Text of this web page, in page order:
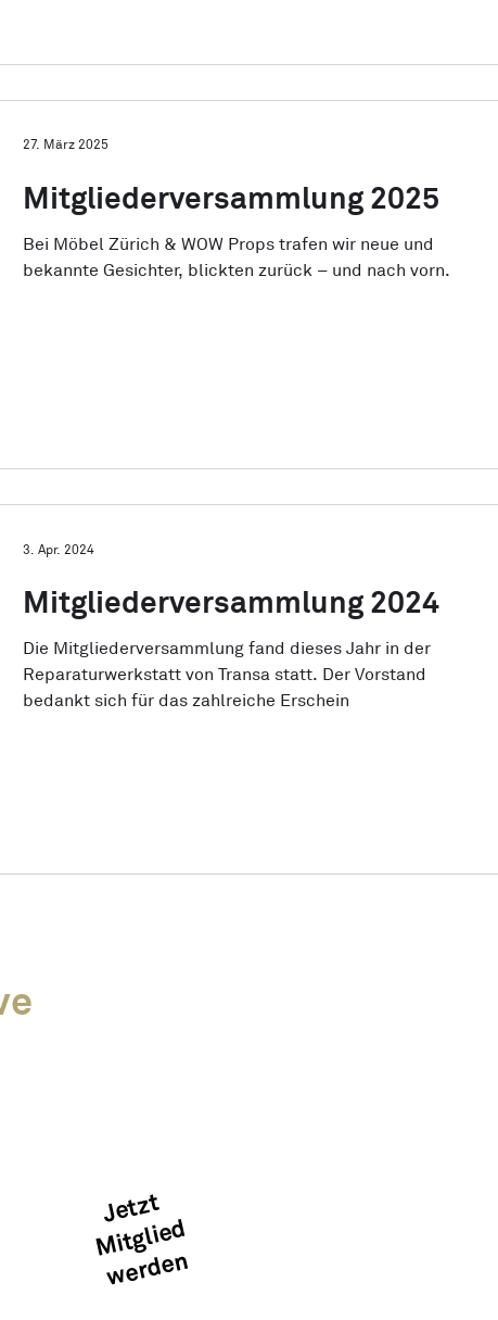
Mitgliederversammlung 2025
Bei Möbel Zürich & WOW Props trafen wir neue und
bekannte Gesichter, blickten zurück – und nach vorn.
27. März 2025
Mitgliederversammlung 2024
Die Mitgliederversammlung fand dieses Jahr in der
Reparaturwerkstatt von Transa statt. Der Vorstand
bedankt sich für das zahlreiche Erschein
3. Apr. 2024
Jetzt
Mitglied
werden